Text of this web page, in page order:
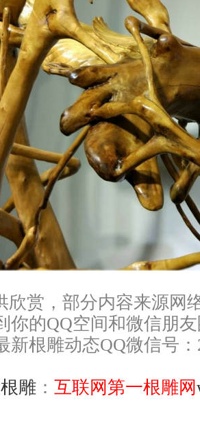
欣赏，部分内容来源网
你的QQ空间和微信朋
新根雕动态QQ微信号：
雕 ： 互联网第一根雕网